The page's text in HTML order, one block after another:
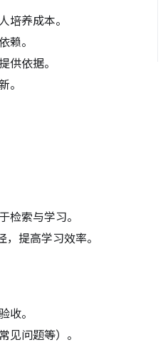
养成本。
赖。
供依据。
。
索与学习。
提高学习效率。
收。
问题等）。